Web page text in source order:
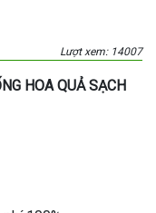
Lượt xem: 14007
HOA QUẢ SẠCH